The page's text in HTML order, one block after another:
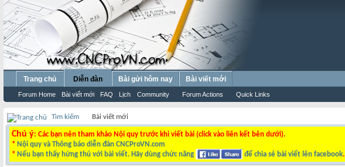
Trang chủ Diễn đàn
Forum Home Bài viết mới FAQ Lịch Community Forum Actions Quick Links
Bài gửi hôm nay Bài viết mới
Tìm kiếm Bài viết mới
Chú ý: Các bạn nên tham khảo Nội quy trước khi viết bài (click vào liên kết bên dưới).
* Nội quy và Thông báo diễn đàn CNCProVN.com
* Nếu bạn thấy hứng thú với bài viết. Hãy dùng chức năng để chia sẻ bài viết lên facebook.